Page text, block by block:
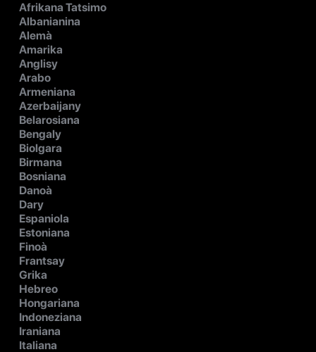
Afrikana Tatsimo
Albanianina
Alemà
Amarika
Anglisy
Arabo
Armeniana
Azerbaijany
Belarosiana
Bengaly
Biolgara
Birmana
Bosniana
Danoà
Dary
Espaniola
Estoniana
Finoà
Frantsay
Grika
Hebreo
Hongariana
Indoneziana
Iraniana
Italiana